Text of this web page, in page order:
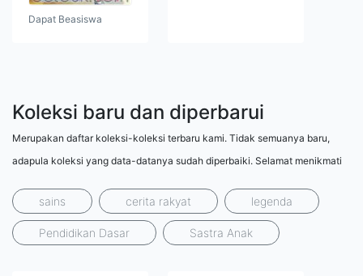
Dapat Beasiswa
Koleksi baru dan diperbarui
Merupakan daftar koleksi-koleksi terbaru kami. Tidak semuanya baru,
adapula koleksi yang data-datanya sudah diperbaiki. Selamat menikmati
sains cerita rakyat legenda
Pendidikan Dasar Sastra Anak